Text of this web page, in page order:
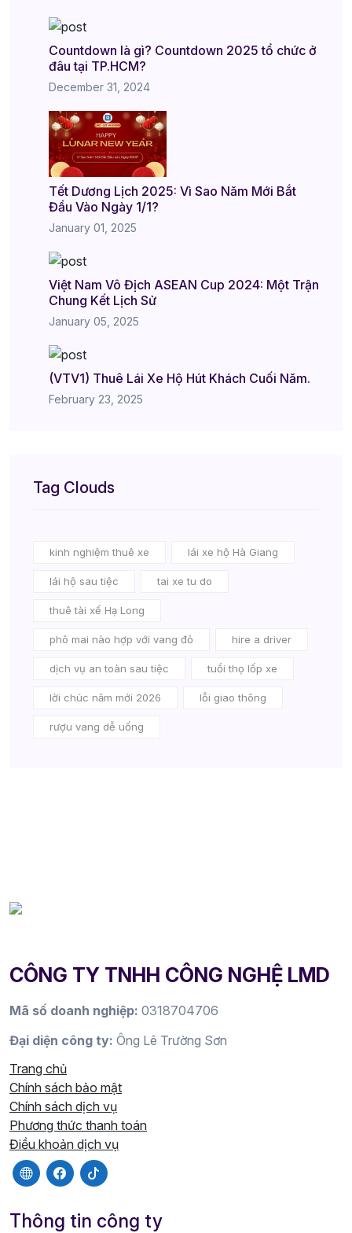
Countdown là gì? Countdown 2025 tổ chức ở
đâu tại TP.HCM?
December 31, 2024
Tết Dương Lịch 2025: Vì Sao Năm Mới Bắt
Đầu Vào Ngày 1/1?
January 01, 2025
Việt Nam Vô Địch ASEAN Cup 2024: Một Trận
Chung Kết Lịch Sử
January 05, 2025
(VTV1) Thuê Lái Xe Hộ Hút Khách Cuối Năm.
February 23, 2025
Tag Clouds
kinh nghiệm thuê xe lái xe hộ Hà Giang
lái hộ sau tiệc tai xe tu do
thuê tài xế Hạ Long
phô mai nào hợp với vang đỏ hire a driver
dịch vụ an toàn sau tiệc tuổi thọ lốp xe
lời chúc năm mới 2026 lỗi giao thông
rượu vang dễ uống
CÔNG TY TNHH CÔNG NGHỆ LMD
Mã số doanh nghiệp: 0318704706
Đại diện công ty: Ông Lê Trường Sơn
Trang chủ
Chính sách bảo mật
Chính sách dịch vụ
Phương thức thanh toán
Điều khoản dịch vụ
Thông tin công ty